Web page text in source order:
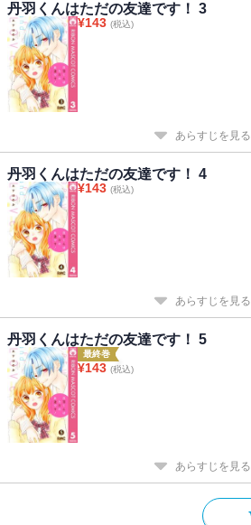
丹羽くんはただの友達です！ 3
¥143 (税込)
あらすじを見る
丹羽くんはただの友達です！ 4
¥143 (税込)
あらすじを見る
丹羽くんはただの友達です！ 5
最終巻
¥143 (税込)
あらすじを見る